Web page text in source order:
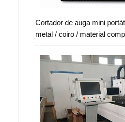
Cortador de auga mini
metal / coiro / material